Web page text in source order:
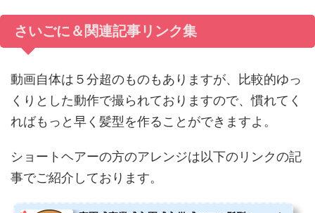
さいごに＆関連記事リンク集
動画自体は５分超のものもありますが、比較的ゆっ
くりとした動作で撮られておりますので、慣れてく
ればもっと早く髪型を作ることができますよ。
ショートヘアーの方のアレンジは以下のリンクの記
事でご紹介しております。